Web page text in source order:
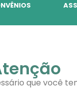
que você